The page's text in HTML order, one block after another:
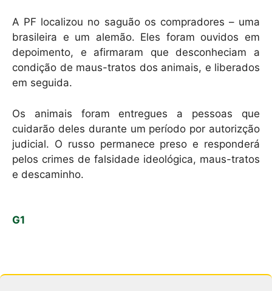
A PF localizou no saguão os compradores – uma
brasileira e um alemão. Eles foram ouvidos em
depoimento, e afirmaram que desconheciam a
condição de maus-tratos dos animais, e liberados
em seguida.
Os animais foram entregues a pessoas que
cuidarão deles durante um período por autorizção
judicial. O russo permanece preso e responderá
pelos crimes de falsidade ideológica, maus-tratos
e descaminho.
G1